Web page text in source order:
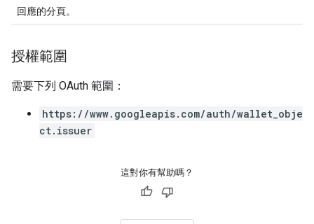
回應的分頁。
授權範圍
需要下列 OAuth 範圍：
https://www.googleapis.com/auth/wallet_obje
ct.issuer
這對你有幫助嗎？